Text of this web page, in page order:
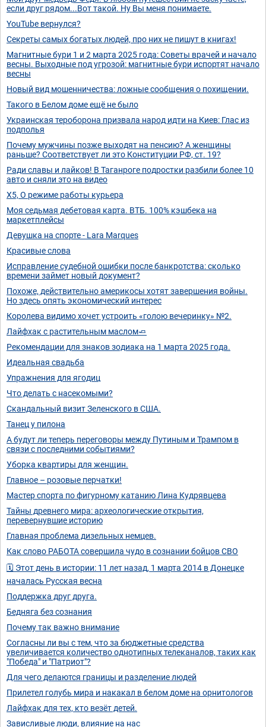
если друг рядом...Вот такой. Ну Вы меня понимаете.
YouTube вернулся?
Секреты самых богатых людей, про них не пишут в книгах!
Магнитные бури 1 и 2 марта 2025 года: Советы врачей и начало
весны. Выходные под угрозой: магнитные бури испортят начало
весны
Новый вид мошенничества: ложные сообщения о похищении.
Такого в Белом доме ещё не было
Украинская тероборона призвала народ идти на Киев: Глас из
подполья
Почему мужчины позже выходят на пенсию? А женщины
раньше? Соответствует ли это Конституции РФ, ст. 19?
Ради славы и лайков! В Таганроге подростки разбили более 10
авто и сняли это на видео
Х5, О режиме работы курьера
Моя седьмая дебетовая карта. ВТБ. 100% кэшбека на
маркетплейсы
Девушка на спорте - Lara Marques
Красивые слова
Исправление судебной ошибки после банкротства: сколько
времени займет новый документ?
Похоже, действительно америкосы хотят завершения войны.
Но здесь опять экономический интерес
Королева видимо хочет устроить «голою вечеринку» №2.
Лайфхак с растительным маслом🧈
Рекомендации для знаков зодиака на 1 марта 2025 года.
Идеальная свадьба
Упражнения для ягодиц
Что делать с насекомыми?
Скандальный визит Зеленского в США.
Танец у пилона
А будут ли теперь переговоры между Путиным и Трампом в
связи с последними событиями?
Уборка квартиры для женщин.
Главное – розовые перчатки!
Мастер спорта по фигурному катанию Лина Кудрявцева
Тайны древнего мира: археологические открытия,
перевернувшие историю
Главная проблема дизельных немцев.
Как слово РАБОТА совершила чудо в сознании бойцов СВО
🗓 Этот день в истории: 11 лет назад, 1 марта 2014 в Донецке
началась Русская весна
Поддержка друг друга.
Бедняга без сознания
Почему так важно внимание
Согласны ли вы с тем, что за бюджетные средства
увеличивается количество однотипных телеканалов, таких как
"Победа" и "Патриот"?
Для чего делаются границы и разделение людей
Прилетел голубь мира и накакал в белом доме на орнитологов
Лайфхак для тех, кто везёт детей.
Зависливые люди, влияние на нас